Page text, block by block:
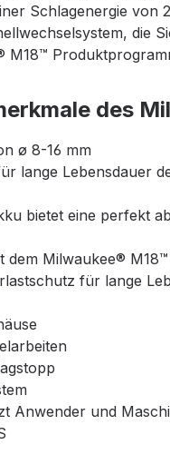
Schlagenergie
die
M18™
des
ø 8-16 mm
lange Lebensdauer
bietet eine perfekt
dem Milwaukee®
für lange
Anwender und